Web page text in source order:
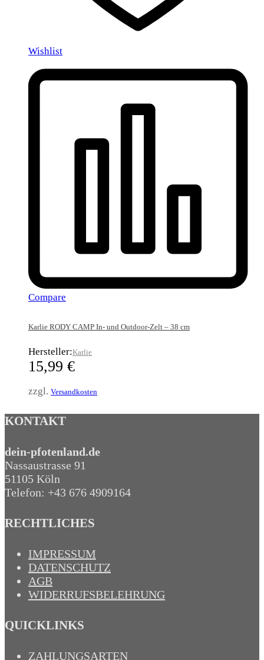
Wishlist
Compare
Karlie RODY CAMP In- und Outdoor-Zelt – 38 cm
Hersteller:Karlie
15,99 €
zzgl. Versandkosten
KONTAKT
dein-pfotenland.de
Nassaustrasse 91
51105 Köln
Telefon: +43 676 4909164‬
RECHTLICHES
IMPRESSUM
DATENSCHUTZ
AGB
WIDERRUFSBELEHRUNG
QUICKLINKS
ZAHLUNGSARTEN